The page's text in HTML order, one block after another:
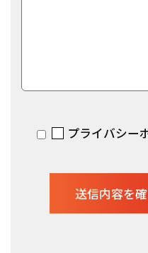
プライバシー